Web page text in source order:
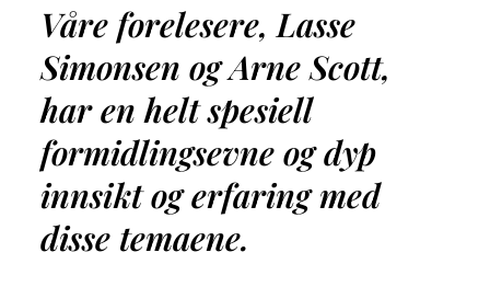
Våre forelesere, Lasse
Simonsen og Arne Scott,
har en helt spesiell
formidlingsevne og dyp
innsikt og erfaring med
disse temaene.